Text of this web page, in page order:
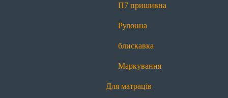
П7 пришивна
Рулонна
блискавка
Маркування
Для матраців
Т6 реверсна
Рулонна блискавка
Для постільної білизни